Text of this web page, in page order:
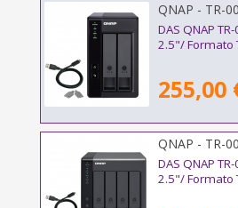
QNAP - TR-
DAS QNAP
2.5"/ Formato
255,00
QNAP - TR-
DAS QNAP
2.5"/ Formato